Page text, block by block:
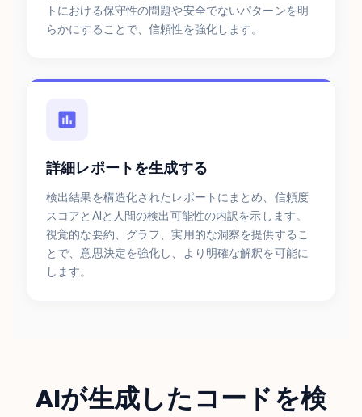
トにおける保守性の問題や安全でないパターンを明
らかにすることで、信頼性を強化します。
詳細レポートを生成する
検出結果を構造化されたレポートにまとめ、信頼度
スコアとAIと人間の検出可能性の内訳を示します。
視覚的な要約、グラフ、実用的な洞察を提供するこ
とで、意思決定を強化し、より明確な解釈を可能に
します。
AIが生成したコードを検